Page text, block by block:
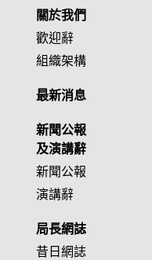
關於我們
歡迎辭
組織架構
最新消息
新聞公報
及演講辭
新聞公報
演講辭
局長網誌
昔日網誌